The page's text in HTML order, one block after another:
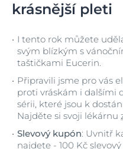
krásnější pleti
I tento rok můžete
svým blízkým s
taštičkami Eucerin.
Připravili jsme pro vás
proti vráskám i dalšími
sérii, které jsou k
Najděte si svoji lékárnu
Slevový kupón: Uvnitř
najdete - 100 Kč